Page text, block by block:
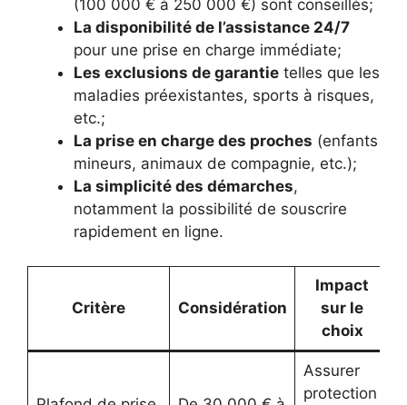
(100 000 € à 250 000 €) sont conseillés;
La disponibilité de l’assistance 24/7
pour une prise en charge immédiate;
Les exclusions de garantie telles que les
maladies préexistantes, sports à risques,
etc.;
La prise en charge des proches (enfants
mineurs, animaux de compagnie, etc.);
La simplicité des démarches,
notamment la possibilité de souscrire
rapidement en ligne.
Critère Considération
Impact
sur le
choix
Assurer
protection